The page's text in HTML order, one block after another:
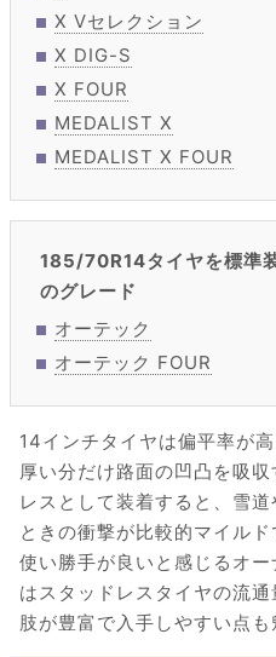
X Vセレクション
X DIG-S
X FOUR
MEDALIST X
MEDALIST X FOUR
185/70R14タイヤを標準
のグレード
オーテック
オーテック FOUR
14インチタイヤは偏平率が
厚い分だけ路面の凹凸を吸
レスとして装着すると、雪
ときの衝撃が比較的マイル
使い勝手が良いと感じるオ
はスタッドレスタイヤの流
肢が豊富で入手しやすい点も